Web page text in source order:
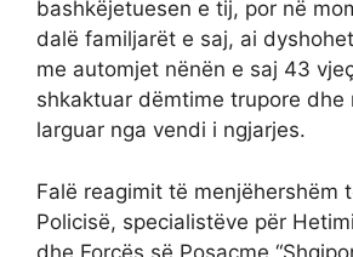
bashkëjetuesen e tij, por në
dalë familjarët e saj, ai
me automjet nënën e saj 43
shkaktuar dëmtime trupore dhe
larguar nga vendi i ngjarjes.
Falë reagimit të menjëhershëm
Policisë, specialistëve për
dhe Forcës së Posaçme